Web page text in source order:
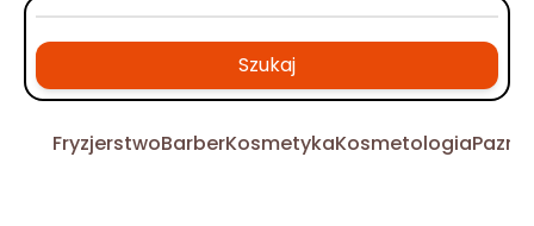
Szukaj
FryzjerstwoBarberKosmetykaKosmetologia